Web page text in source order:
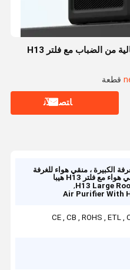
جهاز تنقية هواء الغرفة الكبيرة الخالية من الضباب مع فلتر H13
ﺎﺘﺼﻟ ﺍﻶﻧ
الكبيرة ، منقي هواء للغرفة
H13 Large
,
Air Purifier With
CE , CB , ROHS , ETL ,